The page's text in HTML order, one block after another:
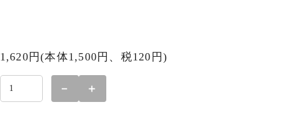
1,620円(本体1,500円、税120円)
－ ＋